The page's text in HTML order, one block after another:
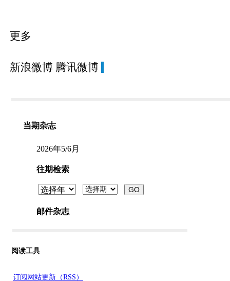
更多
新浪微博 腾讯微博
阅读工具
订阅网站更新（RSS）